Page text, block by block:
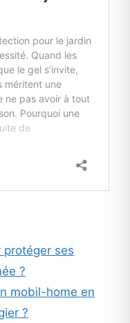
protéger ses
?
mobil-home en
?